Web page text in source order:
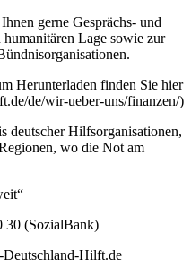
gerne Gesprächs- und
Lage sowie zur
Herunterladen finden Sie hier
de/wir-ueber-uns/finanzen/)
deutscher Hilfsorganisationen,
wo die Not am
30 (SozialBank)
Hilft.de